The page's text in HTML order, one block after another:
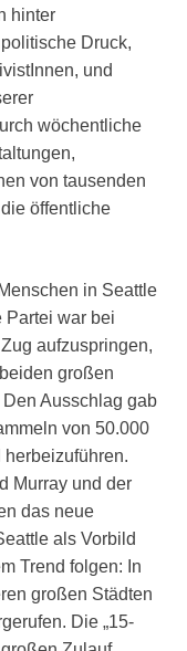
hinter
Druck,
und
wöchentliche
von tausenden
öffentliche
in Seattle
Partei war bei
aufzuspringen,
großen
Ausschlag gab
von 50.000
Murray und der
das neue
als Vorbild
Trend folgen: In
großen Städten
Die „15-